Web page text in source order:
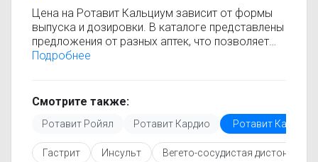
Цена на Ротавит Кальциум зависит от формы
выпуска и дозировки. В каталоге представлены
предложения от разных аптек, что позволяет
быстро найти, где купить Ротавит Кальциум по
только актуальные данные.
Перед покупкой рекомендуется ознакомиться с
инструкцией по применению, показаниями и
противопоказаниями. При необходимости вы
можете подобрать аналоги Ротавит Кальциум с
Подробнее
Смотрите также:
Ротавит Ройял Ротавит Кардио Ротавит
Гастрит Инсульт Вегето-сосудистая дистония